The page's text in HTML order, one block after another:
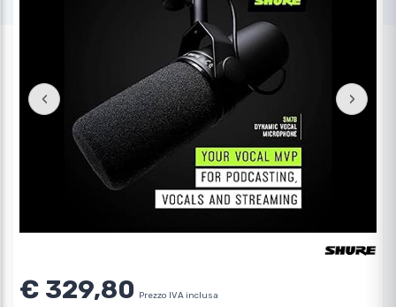
‹ ›
€ 329,80 Prezzo IVA inclusa